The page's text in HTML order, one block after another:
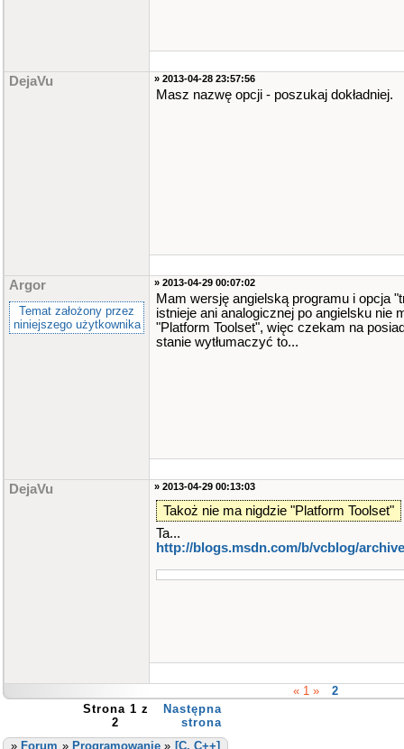
DejaVu » 2013-04-28 23:57:56
Masz nazwę opcji - poszukaj dokładniej.
Argor
Temat założony przez
niniejszego użytkownika
» 2013-04-29 00:07:02
Mam wersję angielską programu i opcja
istnieje ani analogicznej po angielsku nie
"Platform Toolset", więc czekam na
stanie wytłumaczyć to...
DejaVu » 2013-04-29 00:13:03
Takoż nie ma nigdzie "Platform Toolset"
Ta...
http://blogs.msdn.com/b/vcblog/
« 1 »
2
Strona 1 z
2
Następna
strona
» Forum » Programowanie » [C, C++]